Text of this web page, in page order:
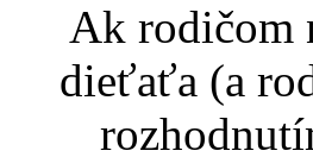
Ak rodičom
dieťaťa (a